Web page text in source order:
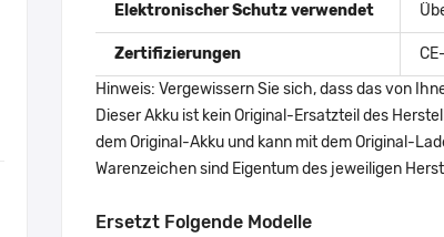
Elektronischer Schutz verwendet
Zertifizierungen
Hinweis: Vergewissern Sie sich, dass das von
Dieser Akku ist kein Original-Ersatzteil des
dem Original-Akku und kann mit dem Original-
Warenzeichen sind Eigentum des jeweiligen
Ersetzt Folgende Modelle